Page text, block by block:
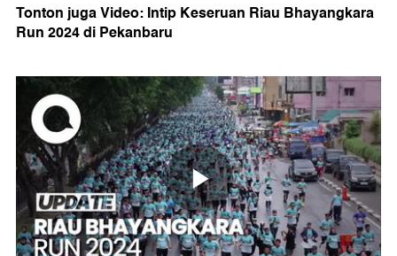
Tonton juga Video: Intip Keseruan Riau Bhayangkara
Run 2024 di Pekanbaru